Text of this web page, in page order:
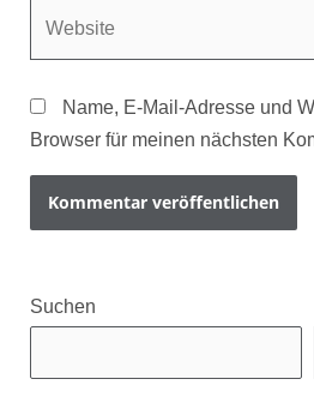
Name, E-Mail-Adresse und
Browser für meinen nächsten
Suchen